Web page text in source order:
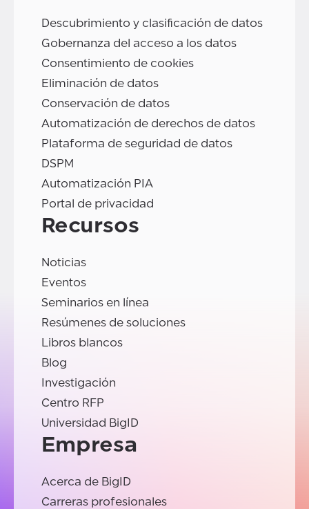
Descubrimiento y clasificación de datos
Gobernanza del acceso a los datos
Consentimiento de cookies
Eliminación de datos
Conservación de datos
Automatización de derechos de datos
Plataforma de seguridad de datos
DSPM
Automatización PIA
Portal de privacidad
Recursos
Noticias
Eventos
Seminarios en línea
Resúmenes de soluciones
Libros blancos
Blog
Investigación
Centro RFP
Universidad BigID
Empresa
Acerca de BigID
Carreras profesionales